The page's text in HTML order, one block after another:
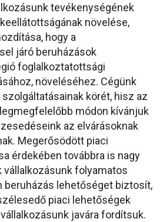
tevékenységének
növelése,
hogy a
járó beruházások
foglalkoztatottsági
növeléséhez. Cégünk
körét, hisz az
módon kívánjuk
az elvárásoknak
Megerősödött piaci
érdekében továbbra is nagy
folyamatos
lehetőséget biztosít,
piaci lehetőségek
javára fordítsuk.